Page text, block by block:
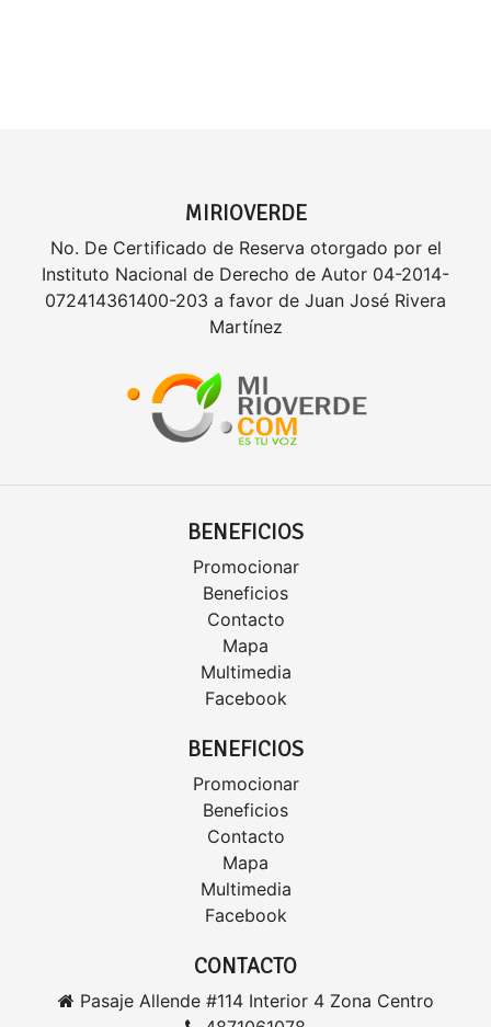
MIRIOVERDE
No. De Certificado de Reserva otorgado por el
Instituto Nacional de Derecho de Autor 04-2014-
072414361400-203 a favor de Juan José Rivera
Martínez
BENEFICIOS
Promocionar
Beneficios
Contacto
Mapa
Multimedia
Facebook
BENEFICIOS
Promocionar
Beneficios
Contacto
Mapa
Multimedia
Facebook
CONTACTO
Pasaje Allende #114 Interior 4 Zona Centro